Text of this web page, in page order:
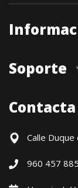
Cita previa tienda
Contacto
Soporte
Formas de pago
Devoluciones /
Política precio
Calle
960 457 885